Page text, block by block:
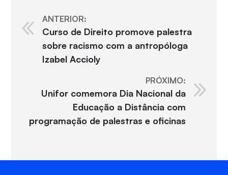
ANTERIOR:
Curso de Direito promove palestra
sobre racismo com a antropóloga
Izabel Accioly
PRÓXIMO:
Unifor comemora Dia Nacional da
Educação a Distância com
programação de palestras e oficinas